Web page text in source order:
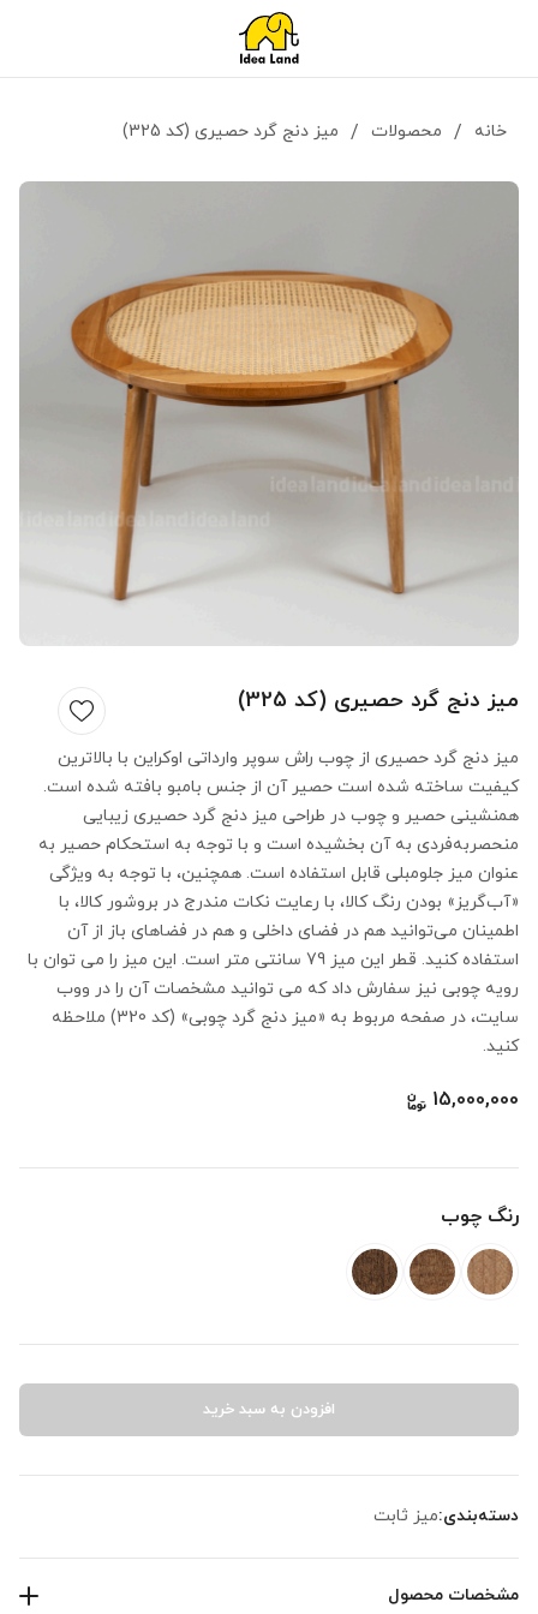
خانه / محصولات / میز دنج گرد حصیری (کد 325)
میز دنج گرد حصیری (کد 325)
میز دنج گرد حصیری از چوب راش سوپر وارداتی اوکراین با بالاترین
کیفیت ساخته شده است حصیر آن از جنس بامبو بافته شده است.
همنشینی حصیر و چوب در طراحی میز دنج گرد حصیری زیبایی
منحصربه‌فردی به آن بخشیده است و با توجه به استحکام حصیر به
عنوان میز جلومبلی قابل استفاده است. همچنین، با توجه به ویژگی
«آب‌گریز» بودن رنگ کالا، با رعایت نکات مندرج در بروشور کالا، با
اطمینان می‌توانید هم در فضای داخلی و هم در فضاهای باز از آن
استفاده کنید. قطر این میز 79 سانتی متر است. این میز را می توان با
رویه چوبی نیز سفارش داد که می توانید مشخصات آن را در ووب
سایت، در صفحه مربوط به «میز دنج گرد چوبی» (کد 320) ملاحظه
کنید.
15,000,000
رنگ چوب
افزودن به سبد خرید
دسته‌بندی:میز ثابت
مشخصات محصول